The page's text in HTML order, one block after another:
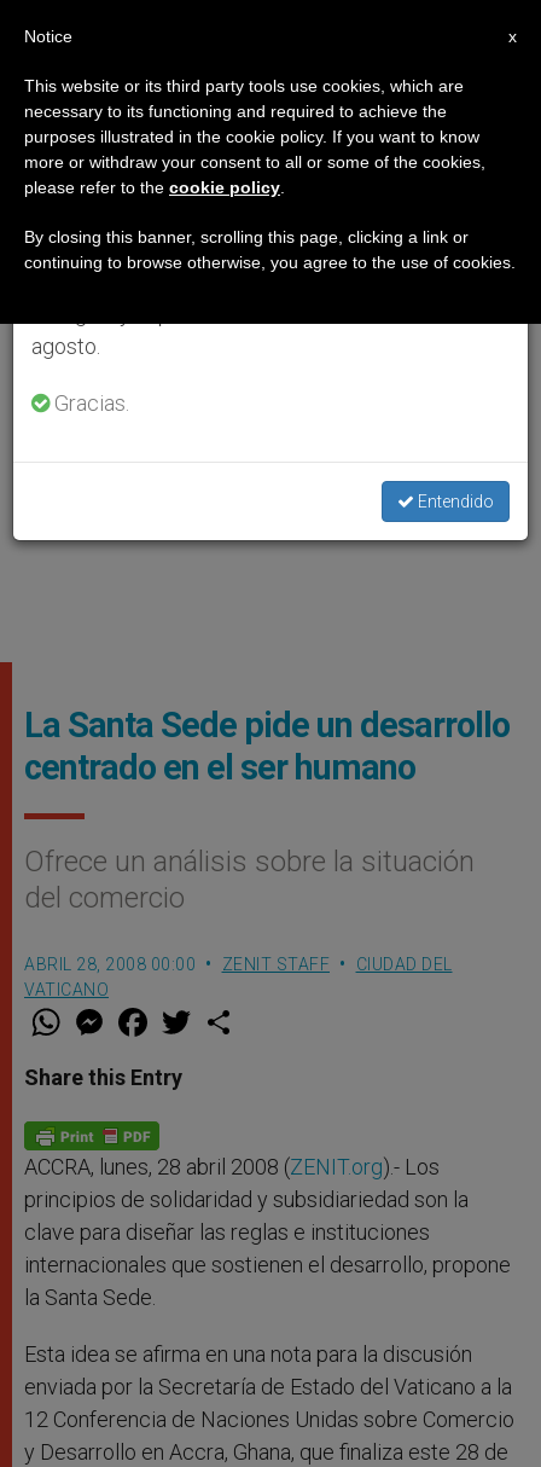
La Santa Sede pide un desarrollo
centrado en el ser humano
Ofrece un análisis sobre la situación
del comercio
ABRIL 28, 2008 00:00 ZENIT STAFF
CIUDAD DEL
VATICANO
W
t
s
p
p
M
e
s
e
g
e
r
F
a
e
b
o
k
w
Share this Entry
ACCRA, lunes, 28 abril 2008 (ZENIT.org).- Los
principios de solidaridad y subsidiariedad son la
clave para diseñar las reglas e instituciones
internacionales que sostienen el desarrollo, propone
la Santa Sede.
Esta idea se afirma en una nota para la discusión
enviada por la Secretaría de Estado del Vaticano a la
12 Conferencia de Naciones Unidas sobre Comercio
y Desarrollo en Accra, Ghana, que finaliza este 28 de
×
Aviso importante
Del 27 de julio al 7 de agosto haremos la pausa
anual, aprovechando que en el periodo de verano
se generan menos informaciones y también el
agosto.
Gracias.
Entendido
x
Notice
This website or its third party tools use cookies, which are
necessary to its functioning and required to achieve the
purposes illustrated in the cookie policy. If you want to know
more or withdraw your consent to all or some of the cookies,
please refer to the cookie policy
By closing this banner, scrolling this page, clicking a link or
continuing to browse otherwise, you agree to the use of cookies.